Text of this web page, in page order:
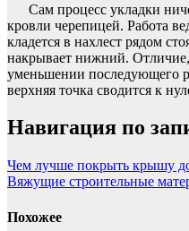
Сам процесс укладки
кровли черепицей. Работа
кладется в нахлест рядом
накрывает нижний. Отличие,
уменьшении последующего
верхняя точка сводится к
Навигация по
Чем лучше покрыть крышу
Вяжущие строительные
Похожее